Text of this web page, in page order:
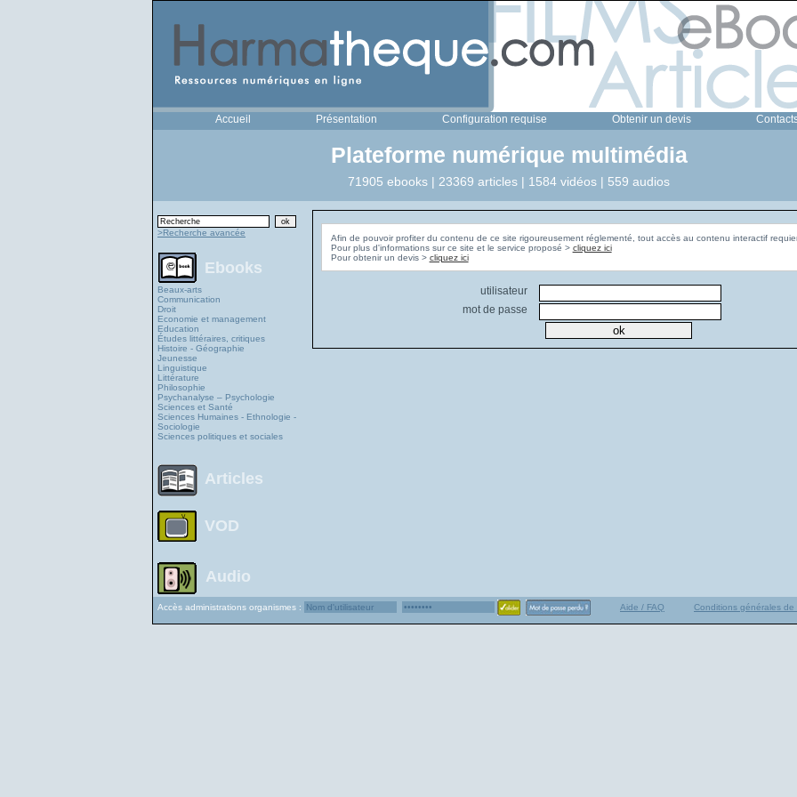
Accueil Présentation Configuration requise Obtenir un devis
Plateforme numérique multimédia
71905 ebooks | 23369 articles | 1584 vidéos | 559 audios
>Recherche avancée
Ebooks
Beaux-arts
Communication
Droit
Economie et management
Education
Études littéraires, critiques
Histoire - Géographie
Jeunesse
Linguistique
Littérature
Philosophie
Psychanalyse – Psychologie
Sciences et Santé
Sciences Humaines - Ethnologie -
Sociologie
Sciences politiques et sociales
Articles
VOD
Audio
Afin de pouvoir profiter du contenu de ce site rigoureusement réglementé, tout accès au contenu interactif
Pour plus d'informations sur ce site et le service proposé > cliquez ici
Pour obtenir un devis > cliquez ici
utilisateur
mot de passe
Accès administrations organismes : Aide / FAQ Conditions générales de